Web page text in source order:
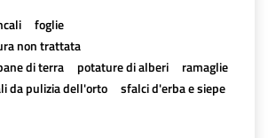
foglie
non trattata
di terra
potature di alberi
ramaglie
da pulizia dell'orto
sfalci d'erba e siepe